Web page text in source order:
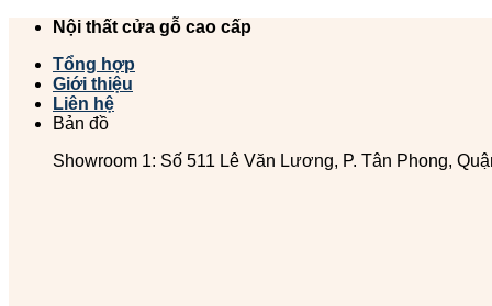
Chuyển
dung
Nội thất cửa gỗ cao cấp
Tổng hợp
Giới thiệu
Liên hệ
Bản đồ
Showroom 1: Số 511 Lê Văn Lương, P. Tân Phong,